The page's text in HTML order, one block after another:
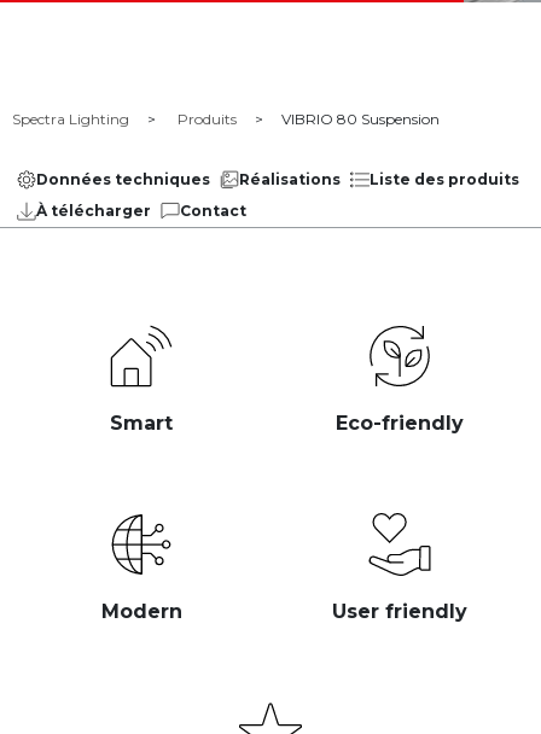
Spectra Lighting Produits VIBRIO 80 Suspension
Données techniques Réalisations
Liste des produits
À télécharger
Contact
Smart Eco-friendly
Modern User friendly